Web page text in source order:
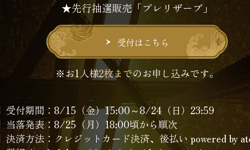
★先行抽選販売「プレリザーブ」
受付はこちら
※お1人様2枚までのお申し込みです。
受付期間： 8/15（金）15:00～8/24（日）23:59
当落発表：8/25（月）18:00頃から順次
決済方法：クレジットカード決済、後払い powered by